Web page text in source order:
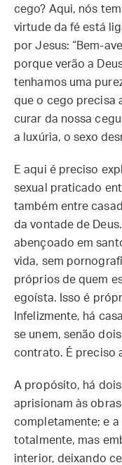
cego? Aqui, nós
virtude da fé está
por Jesus: “Bem-
porque verão a
tenhamos uma
que o cego precisa
curar da nossa
a luxúria, o sexo
E aqui é preciso
sexual praticado
também entre
da vontade de
abençoado em
vida, sem
próprios de quem
egoísta. Isso é
Infelizmente, há
se unem, senão
contrato. É preciso
A propósito, há
aprisionam às
completamente; e a
totalmente, mas
interior, deixando